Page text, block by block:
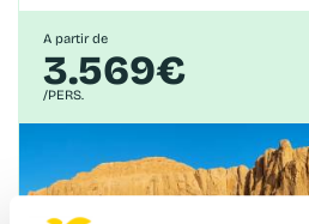
A partir de
3.569€
/PERS.